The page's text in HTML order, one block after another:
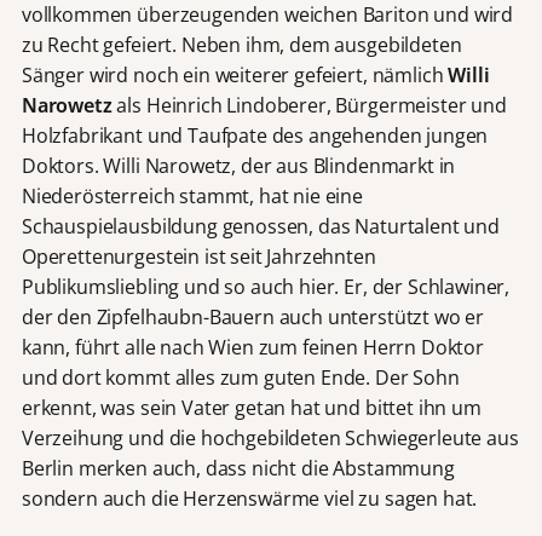
vollkommen überzeugenden weichen Bariton und wird
zu Recht gefeiert. Neben ihm, dem ausgebildeten
Sänger wird noch ein weiterer gefeiert, nämlichWilli
Narowetzals Heinrich Lindoberer, Bürgermeister und
Holzfabrikant und Taufpate des angehenden jungen
Doktors. Willi Narowetz, der aus Blindenmarkt in
Niederösterreich stammt, hat nie eine
Schauspielausbildung genossen, das Naturtalent und
Operettenurgestein ist seit Jahrzehnten
Publikumsliebling und so auch hier. Er, der Schlawiner,
der den Zipfelhaubn-Bauern auch unterstützt wo er
kann, führt alle nach Wien zum feinen Herrn Doktor
und dort kommt alles zum guten Ende. Der Sohn
erkennt, was sein Vater getan hat und bittet ihn um
Verzeihung und die hochgebildeten Schwiegerleute aus
Berlin merken auch, dass nicht die Abstammung
sondern auch die Herzenswärme viel zu sagen hat.